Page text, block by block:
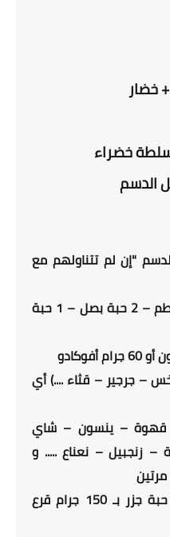
+خضار
"إن لم تتناولهم مع
2 جزرة – 2 حبة طماطم – 2 حبة بصل – 1 حبة
خس – جرجير – قثاء ....) أي
قهوة – ينسون – شاي
– زنجبيل – نعناع ..... و
يمكن إستبدال الـ 2 حبة جزر بـ 150 جرام قرع